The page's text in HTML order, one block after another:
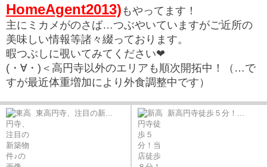
HomeAgent2013) もやってます！
主にミカメがのさば…つぶやいていますがご近所の
美味しい情報等諸々綴っております。
暇つぶしに覗いてみてください❤
(・∀・)＜高円寺以外のエリアも順次開拓中！（…で
すが最近体重増加により外食調整中です）
東高円寺、注目の新... 新高円寺徒歩５分！...